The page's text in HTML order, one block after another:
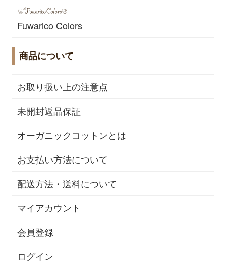
Fuwarico Colors
商品について
お取り扱い上の注意点
未開封返品保証
オーガニックコットンとは
お支払い方法について
配送方法・送料について
マイアカウント
会員登録
ログイン